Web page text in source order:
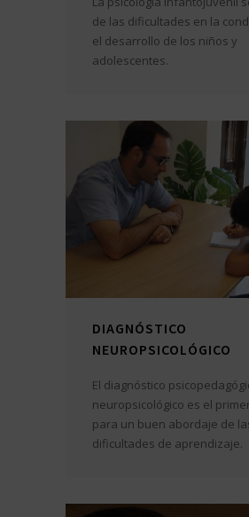
de las dificultades en la
el desarrollo de los niños y
adolescentes.
DIAGNÓSTICO
NEUROPSICOLÓGICO
El diagnóstico
neuropsicológico es el
para un buen abordaje de
dificultades de aprendizaje.